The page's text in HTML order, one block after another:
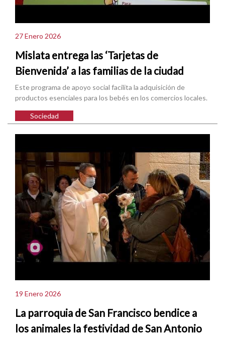
27 Enero 2026
Mislata entrega las ‘Tarjetas de
Bienvenida’ a las familias de la ciudad
Este programa de apoyo social facilita la adquisición de
productos esenciales para los bebés en los comercios locales.
Sociedad
19 Enero 2026
La parroquia de San Francisco bendice a
los animales la festividad de San Antonio